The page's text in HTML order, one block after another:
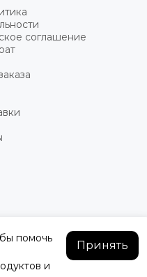
соглашение
помочь
и
Принять